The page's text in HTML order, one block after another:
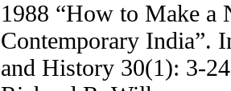
1988 “How to Make a
Contemporary India”.
and History 30(1): 3-